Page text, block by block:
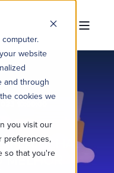
website
and through
cookies we
you visit our
preferences,
so that you're
PLANILHA: